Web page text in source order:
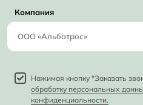
Компания
Нажимая кнопку "Заказать
обработку персональных
конфиденциальности.